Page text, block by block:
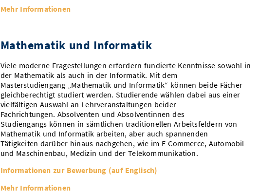
Mehr Informationen
Mathematik und Informatik
Viele moderne Fragestellungen erfordern fundierte Kenntnisse sowohl in
der Mathematik als auch in der Informatik. Mit dem
Masterstudiengang „Mathematik und Informatik“ können beide Fächer
gleichberechtigt studiert werden. Studierende wählen dabei aus einer
vielfältigen Auswahl an Lehrveranstaltungen beider
Fachrichtungen. Absolventen und Absolventinnen des
Studiengangs können in sämtlichen traditionellen Arbeitsfeldern von
Mathematik und Informatik arbeiten, aber auch spannenden
Tätigkeiten darüber hinaus nachgehen, wie im E-Commerce, Automobil-
und Maschinenbau, Medizin und der Telekommunikation.
Informationen zur Bewerbung (auf Englisch)
Mehr Informationen